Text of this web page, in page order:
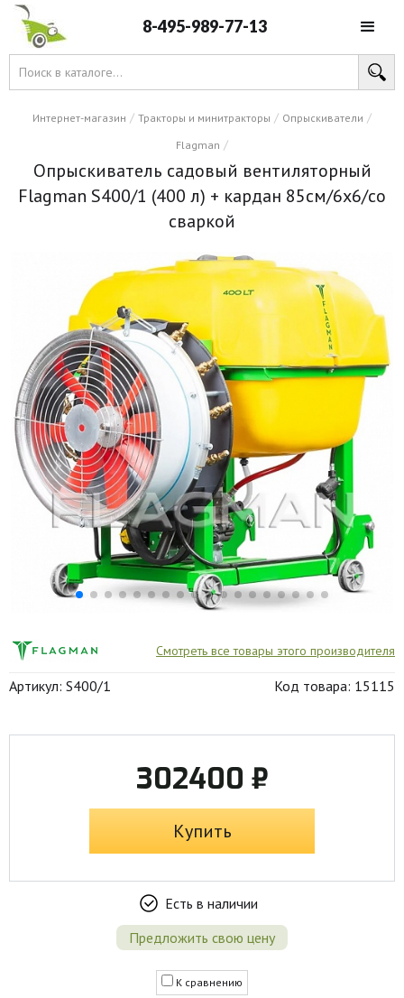
8-495-989-77-13
Интернет-магазин / Тракторы и минитракторы / Опрыскиватели /
Flagman /
Опрыскиватель садовый вентиляторный
Flagman S400/1 (400 л) + кардан 85см/6х6/со
сваркой
Смотреть все товары этого производителя
Артикул: S400/1 Код товара: 15115
302400 ₽
Купить
Есть в наличии
Предложить свою цену
К сравнению